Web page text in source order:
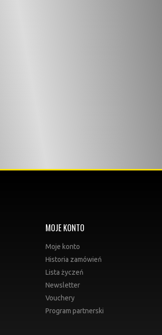
MOJE KONTO
Moje konto
Historia zamówień
Lista życzeń
Newsletter
Vouchery
Program partnerski